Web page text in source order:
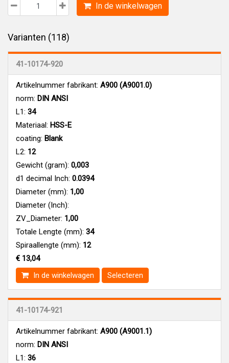
In de winkelwagen
Varianten (118)
41-10174-920
Artikelnummer fabrikant: A900 (A9001.0)
norm: DIN ANSI
L1: 34
Materiaal: HSS-E
coating: Blank
L2: 12
Gewicht (gram): 0,003
d1 decimal Inch: 0.0394
Diameter (mm): 1,00
Diameter (Inch):
ZV_Diameter: 1,00
Totale Lengte (mm): 34
Spiraallengte (mm): 12
€ 13,04
In de winkelwagen
Selecteren
41-10174-921
Artikelnummer fabrikant: A900 (A9001.1)
norm: DIN ANSI
L1: 36